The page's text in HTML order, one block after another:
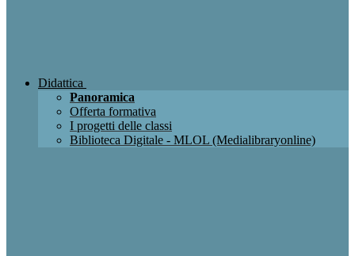
Didattica
Panoramica
Offerta formativa
I progetti delle classi
Biblioteca Digitale - MLOL (Medialibraryonline)